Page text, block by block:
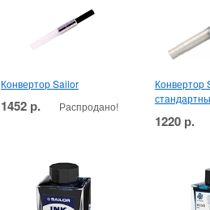
Конвертор Sailor
1452 р. Распродано!
Конвертор
1220 р.